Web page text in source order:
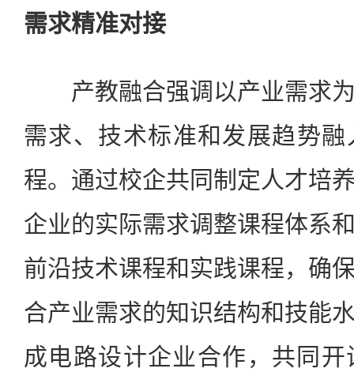
需求精准对接
产教融合强调以产业需求为
需求、技术标准和发展趋势
程。通过校企共同制定人才培
企业的实际需求调整课程体系
前沿技术课程和实践课程，确
合产业需求的知识结构和技能
成电路设计企业合作，共同